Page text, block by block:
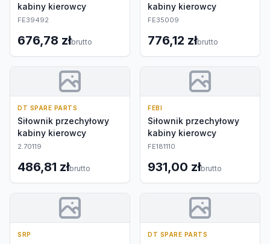
kabiny kierowcy
FE39492
676,78 złbrutto
kabiny kierowcy
FE35009
776,12 złbrutto
DT SPARE PARTS
Siłownik przechyłowy
kabiny kierowcy
2.70119
486,81 złbrutto
FEBI
Siłownik przechyłowy
kabiny kierowcy
FE181110
931,00 złbrutto
SRP DT SPARE PARTS